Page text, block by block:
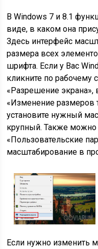
В Windows 7 и 8.1
виде, в каком она
Здесь интерфейс
размера всех
шрифта. Если у Вас
кликните по
«Разрешение
«Изменение размеров
установите нужный
крупный. Также можно
«Пользовательские
масштабирование в
Если нужно изменить